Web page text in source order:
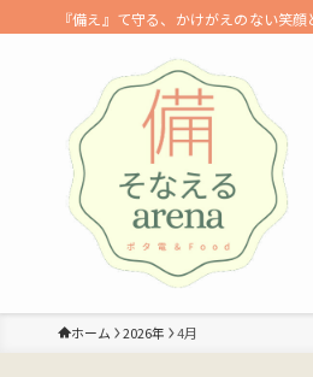
『備え』て守る、かけがえのない笑
ホーム 2026年 4月